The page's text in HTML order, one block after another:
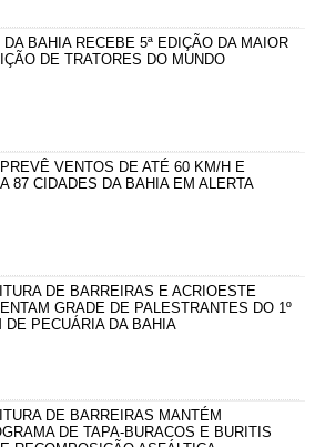
BAHIA RECEBE 5ª EDIÇÃO DA MAIOR
DE TRATORES DO MUNDO
PREVÊ VENTOS DE ATÉ 60 KM/H E
87 CIDADES DA BAHIA EM ALERTA
DE BARREIRAS E ACRIOESTE
GRADE DE PALESTRANTES DO 1º
DE PECUÁRIA DA BAHIA
DE BARREIRAS MANTÉM
DE TAPA-BURACOS E BURITIS